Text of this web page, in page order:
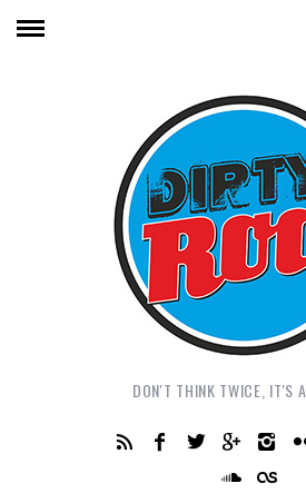
DON'T THINK TWICE, IT'S